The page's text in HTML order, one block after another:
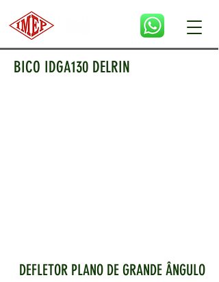
BICO IDGA130 DELRIN
DEFLETOR PLANO DE GRANDE ÂNGULO